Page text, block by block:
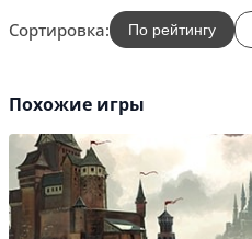
Сортировка: По рейтингу
Похожие игры